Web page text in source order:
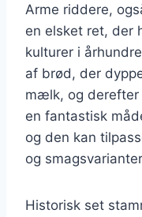
Arme riddere,
en elsket ret, der
kulturer i
af brød, der
mælk, og derefter
en fantastisk
og den kan
og
Historisk set